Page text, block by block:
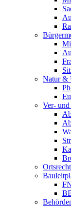
Natur &
Ver-